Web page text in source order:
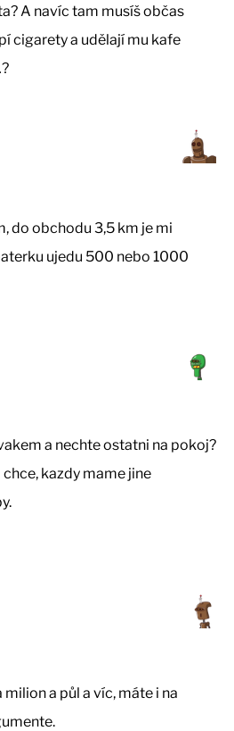
A navíc tam musíš občas
cigarety a udělají mu kafe
do obchodu 3,5 km je mi
ujedu 500 nebo 1000
a nechte ostatni na pokoj?
kazdy mame jine
a půl a víc, máte i na